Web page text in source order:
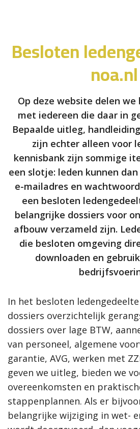
Besloten
noa.nl
Op deze website delen we
met iedereen die daar in
Bepaalde uitleg,
zijn echter alleen voor
kennisbank zijn sommige
een slotje: leden kunnen
e-mailadres en
een besloten
belangrijke dossiers voor
afbouw verzameld zijn.
die besloten omgeving
downloaden en
In het besloten
dossiers overzichtelijk
dossiers over lage BTW,
van personeel, algemene
garantie, AVG, werken met
geven we uitleg, bieden we
overeenkomsten en
stappenplannen. Als er
belangrijke wijziging in wet-